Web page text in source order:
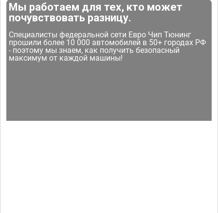
Мы работаем для тех, кто может
почувствовать разницу.
Специалисты федеральной сети Евро Чип Тюнинг
прошили более 10 000 автомобилей в 50+ городах РФ
- поэтому мы знаем, как получить безопасный
максимум от каждой машины!